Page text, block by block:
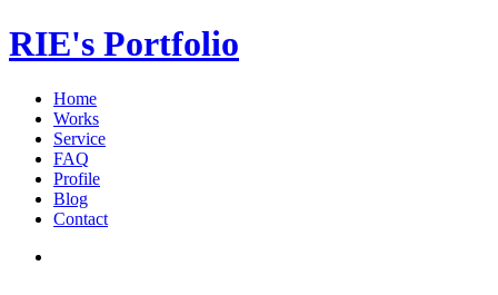
RIE's Portfolio
Home
Works
Service
FAQ
Profile
Blog
Contact